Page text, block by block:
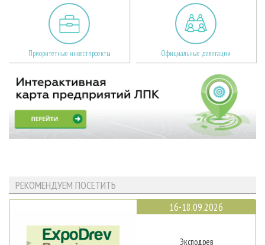
Приоритетные инвестпроекты Официальные делегации
РЕКОМЕНДУЕМ ПОСЕТИТЬ
16-18.09.2026
Эксподрев